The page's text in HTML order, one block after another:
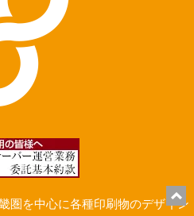
圏を中心に各種印刷物のデザイン